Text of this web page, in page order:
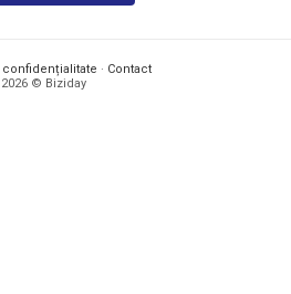
· Contact
2026 © Biziday